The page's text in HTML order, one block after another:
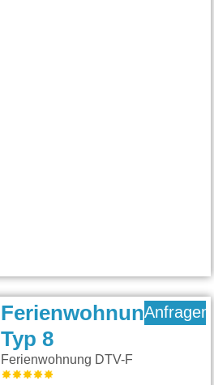
Ferienwohnung
Typ 8
Ferienwohnung DTV-F
Anfragen